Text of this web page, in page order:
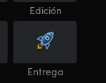
Edición
Entrega